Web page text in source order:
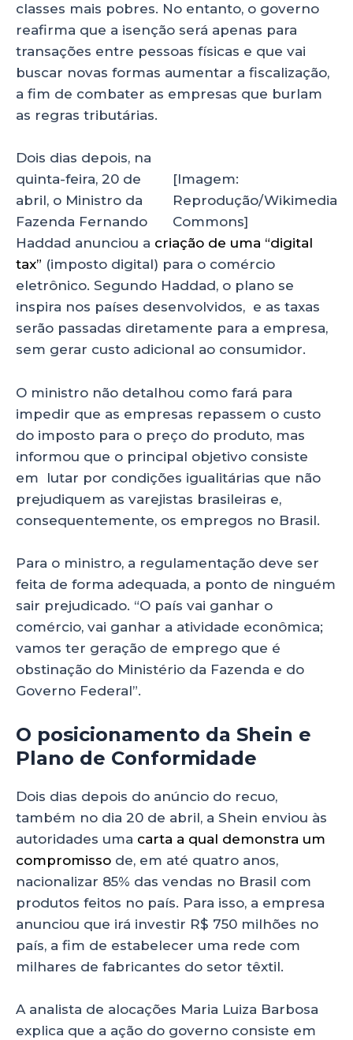
classes mais pobres. No entanto, o governo
reafirma que a isenção será apenas para
transações entre pessoas físicas e que vai
buscar novas formas aumentar a fiscalização,
a fim de combater as empresas que burlam
as regras tributárias.
[Imagem:
Reprodução/Wikimedia
Commons]
Dois dias depois, na
quinta-feira, 20 de
abril, o Ministro da
Fazenda Fernando
Haddad anunciou a criação de uma “digital
tax” (imposto digital) para o comércio
eletrônico. Segundo Haddad, o plano se
inspira nos países desenvolvidos, e as taxas
serão passadas diretamente para a empresa,
sem gerar custo adicional ao consumidor.
O ministro não detalhou como fará para
impedir que as empresas repassem o custo
do imposto para o preço do produto, mas
informou que o principal objetivo consiste
em lutar por condições igualitárias que não
prejudiquem as varejistas brasileiras e,
consequentemente, os empregos no Brasil.
Para o ministro, a regulamentação deve ser
feita de forma adequada, a ponto de ninguém
sair prejudicado. “O país vai ganhar o
comércio, vai ganhar a atividade econômica;
vamos ter geração de emprego que é
obstinação do Ministério da Fazenda e do
Governo Federal”.
O posicionamento da Shein e
Plano de Conformidade
Dois dias depois do anúncio do recuo,
também no dia 20 de abril, a Shein enviou às
autoridades uma carta a qual demonstra um
compromisso de, em até quatro anos,
nacionalizar 85% das vendas no Brasil com
produtos feitos no país. Para isso, a empresa
anunciou que irá investir R$ 750 milhões no
país, a fim de estabelecer uma rede com
milhares de fabricantes do setor têxtil.
A analista de alocações Maria Luiza Barbosa
explica que a ação do governo consiste em